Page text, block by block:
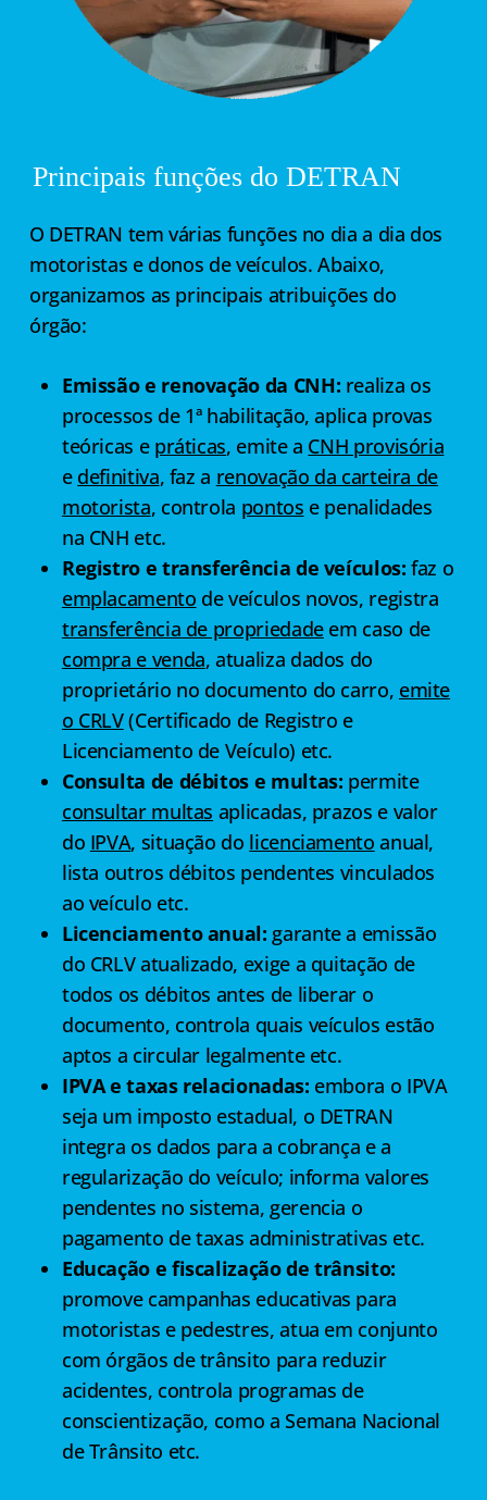
Principais funções do DETRAN
O DETRAN tem várias funções no dia a dia dos
motoristas e donos de veículos. Abaixo,
organizamos as principais atribuições do
órgão:
Emissão e renovação da CNH: realiza os
processos de 1ª habilitação, aplica provas
teóricas e práticas, emite a CNH provisória
e definitiva, faz a renovação da carteira de
motorista, controla pontos e penalidades
na CNH etc.
Registro e transferência de veículos: faz o
emplacamento de veículos novos, registra
transferência de propriedadeem caso de
compra e venda, atualiza dados do
proprietário no documento do carro, emite
o CRLV(Certificado de Registro e
Licenciamento de Veículo) etc.
Consulta de débitos e multas: permite
consultar multas aplicadas, prazos e valor
do IPVA, situação do licenciamento anual,
lista outros débitos pendentes vinculados
ao veículo etc.
Licenciamento anual: garante a emissão
do CRLV atualizado, exige a quitação de
todos os débitos antes de liberar o
documento, controla quais veículos estão
aptos a circular legalmente etc.
IPVA e taxas relacionadas: embora o IPVA
seja um imposto estadual, o DETRAN
integra os dados para a cobrança e a
regularização do veículo; informa valores
pendentes no sistema, gerencia o
pagamento de taxas administrativas etc.
Educação e fiscalização de trânsito:
promove campanhas educativas para
motoristas e pedestres, atua em conjunto
com órgãos de trânsito para reduzir
acidentes, controla programas de
conscientização, como a Semana Nacional
de Trânsito etc.